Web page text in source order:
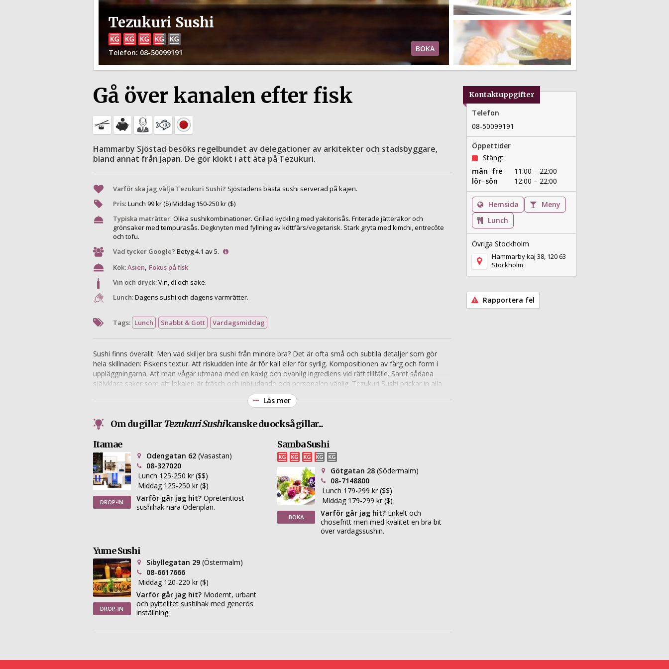
Tezukuri Sushi
Telefon: 08-50099191 BOKA
Gå över kanalen efter fisk
Hammarby Sjöstad besöks regelbundet av delegationer av arkitekter och stadsbyggare,
bland annat från Japan. De gör klokt i att äta på Tezukuri.
Varför ska jag välja Tezukuri Sushi? Sjöstadens bästa sushi serverad på kajen.
Pris: Lunch 99kr ($) Middag 150-250kr ($)
Typiska maträtter: Olika sushikombinationer. Grillad kyckling med yakitorisås. Friterade jätteräkor och
grönsaker med tempurasås. Degknyten med fyllning av köttfärs/vegetarisk. Stark gryta med kimchi, entrecôte
och tofu.
Vad tycker Google? Betyg 4.1 av 5.
Kök:Asien, Fokus på fisk
Vin och dryck:Vin, öl och sake.
Lunch:Dagens sushi och dagens varmrätter.
Tags: Lunch Snabbt & Gott Vardagsmiddag
Sushi finns överallt. Men vad skiljer bra sushi från mindre bra? Det är ofta små och subtila detaljer som gör
hela skillnaden: Fiskens textur. Att riskudden inte är för kall eller för syrlig. Kompositionen av färg och form i
uppläggningarna. Att man vågar utmana med en kaxig och ovanlig ingrediens vid rätt tillfälle. Samt sådana
självklara saker som att lokalen är fräsch och inbjudande och personalen vänlig. Tezukuri Sushi prickar in alla
rätt och befinner sig i tätklungan i Stockholms sushimästerskap. Förutom den råa fisken finns en del
varmrätter, både vanliga och ovanliga.
Läs mer
Om du gillarTezukuri Sushikanske du också gillar...
Itamae
DROP-IN
Odengatan 62 (Vasastan)
08-327020
Lunch 125-250 kr ($$)
Middag 125-250 kr ($)
Varför går jag hit? Opretentiöst
sushihak nära Odenplan.
Samba Sushi
BOKA
Götgatan 28 (Södermalm)
08-7148800
Lunch 179-299 kr ($$)
Middag 179-299 kr ($)
Varför går jag hit? Enkelt och
chosefritt men med kvalitet en bra bit
över vardagssushin.
Yume Sushi
DROP-IN
Sibyllegatan 29 (Östermalm)
08-6617666
Middag 120-220 kr ($)
Varför går jag hit? Modernt, urbant
och pyttelitet sushihak med generös
inställning.
Kontaktuppgifter
Telefon
08-50099191
Öppettider
Stängt
mån–fre
11:00 – 22:00
lör–sön 12:00 – 22:00
Hemsida
Meny
Lunch
Övriga Stockholm
Hammarby kaj 38, 120 63
Stockholm
Rapportera fel